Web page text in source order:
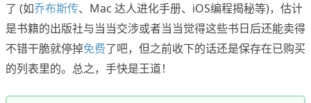
了 (如乔布斯传、Mac 达人进化手册、iOS编程揭秘等)，估计
是书籍的出版社与当当交涉或者当当觉得这些书日后还能卖得
不错干脆就停掉免费了吧，但之前收下的话还是保存在已购买
的列表里的。总之，手快是王道！